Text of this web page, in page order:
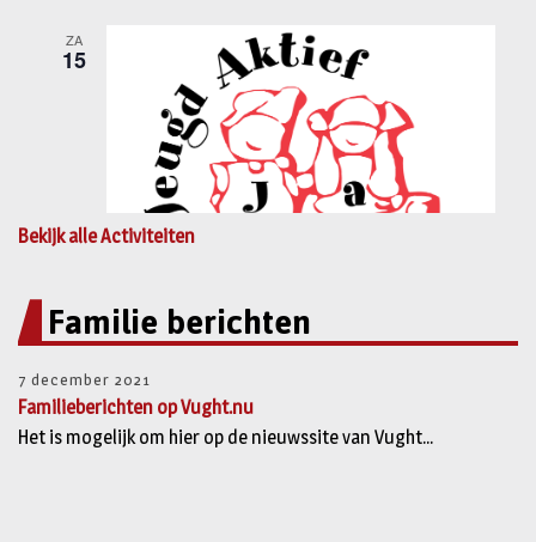
Bekijk alle Activiteiten
Familie berichten
7 december 2021
Familieberichten op Vught.nu
Het is mogelijk om hier op de nieuwssite van Vught...